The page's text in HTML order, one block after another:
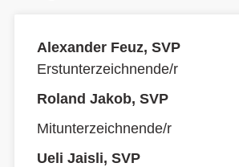
Alexander Feuz, SVP
Erstunterzeichnende/r
Roland Jakob, SVP
Mitunterzeichnende/r
Ueli Jaisli, SVP